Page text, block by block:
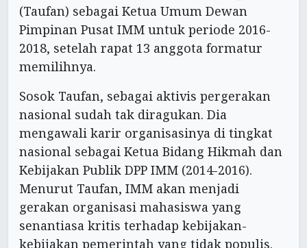
(Taufan) sebagai Ketua Umum Dewan
Pimpinan Pusat IMM untuk periode 2016-
2018, setelah rapat 13 anggota formatur
memilihnya.
Sosok Taufan, sebagai aktivis pergerakan
nasional sudah tak diragukan. Dia
mengawali karir organisasinya di tingkat
nasional sebagai Ketua Bidang Hikmah dan
Kebijakan Publik DPP IMM (2014-2016).
Menurut Taufan, IMM akan menjadi
gerakan organisasi mahasiswa yang
senantiasa kritis terhadap kebijakan-
kebijakan pemerintah yang tidak populis.